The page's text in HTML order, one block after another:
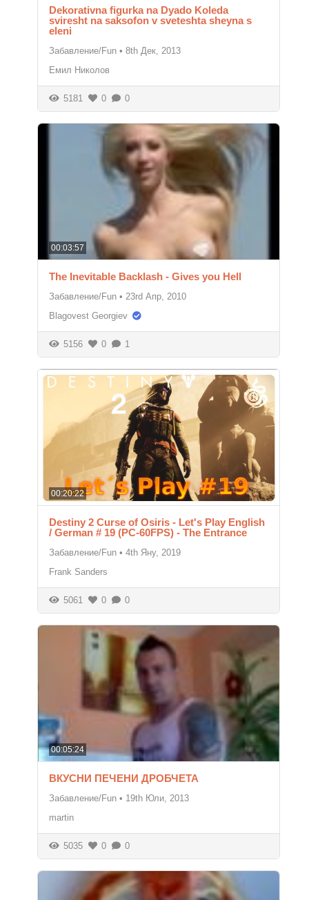
Dekorativna figurka na Dyado Koleda
sviresht na saksofon v sveteshta sheyna s
eleni
Забавление/Fun • 8th Дек, 2013
Емил Николов
5181 0 0
00:03:57
The Inevitable Backlash - Gives you Hell
Забавление/Fun • 23rd Апр, 2010
Blagovest Georgiev
5156 0 1
00:20:22
Destiny 2 Curse of Osiris - Let's Play English
/ German # 19 (PC-60FPS) - The Entrance
Забавление/Fun • 4th Яну, 2019
Frank Sanders
5061 0 0
00:05:24
ВКУСНИ ПЕЧЕНИ ДРОБЧЕТА
Забавление/Fun • 19th Юли, 2013
martin
5035 0 0